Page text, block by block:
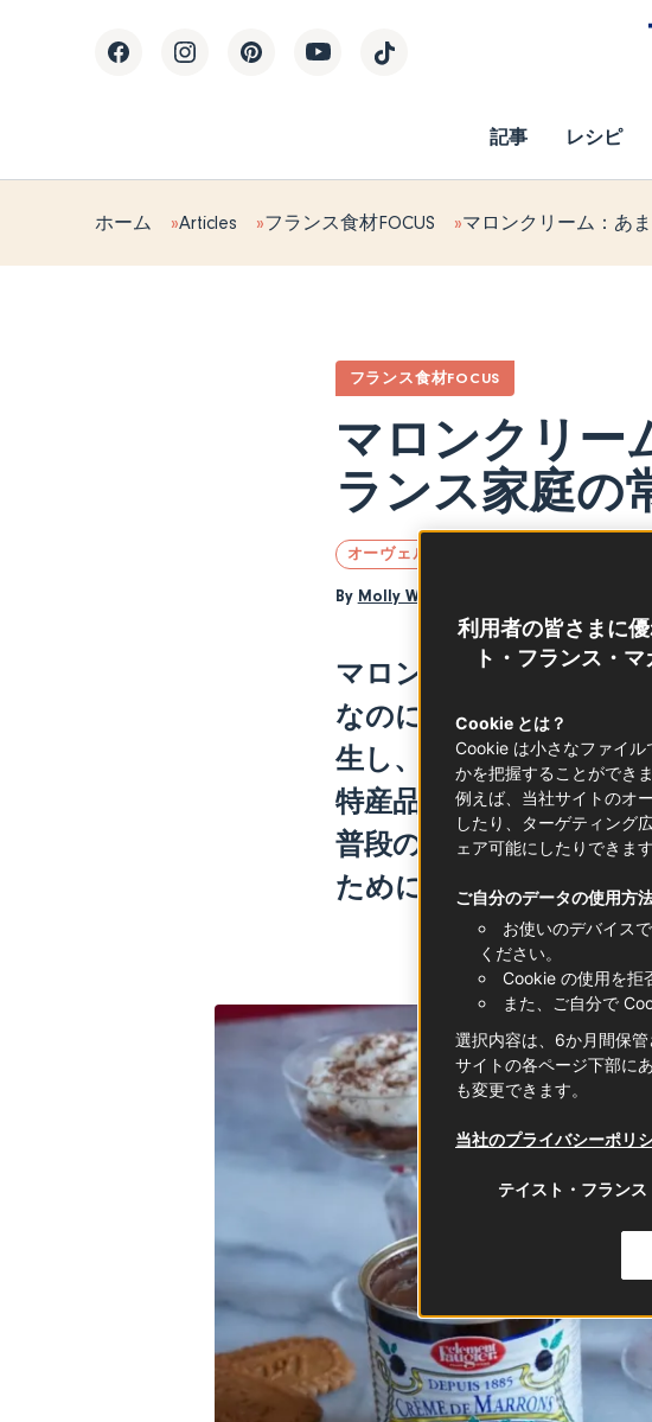
記事 レシピ
ホーム Articles フランス食材FOCUS マロンクリーム：あ
フランス食材FOCUS
マロンクリー
ランス家庭の
オーヴェルニュ＝ローヌ＝アルプ
By Molly Wilkinson
マロンクリーム（クレ
なのに目立たない、魅
生し、アルデッシュ産
特産品。栗の甘みとナ
普段のおやつにもぴっ
ために、フランス人が
利用者の皆さまに
ト・フランス・
Cookie とは？
Cookie は小さなファイ
かを把握することができま
例えば、当社サイトのオ
したり、ターゲティング
ェア可能にしたりできます
ご自分のデータの使用方
お使いのデバイス
ください。
Cookie の使用を拒
また、ご自分で
選択内容は、6か月間保管
サイトの各ページ下部に
も変更できます。
当社のプライバシーポリ
テイスト・フラン